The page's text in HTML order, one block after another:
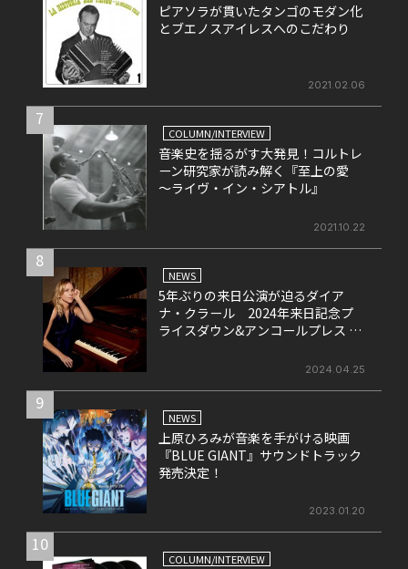
ピアソラが貫いたタンゴのモダン化
とブエノスアイレスへのこだわり
2021.02.06
7
COLUMN/INTERVIEW
音楽史を揺るがす大発見！コルトレ
ーン研究家が読み解く『至上の愛
～ライヴ・イン・シアトル』
2021.10.22
8
NEWS
5年ぶりの来日公演が迫るダイア
ナ・クラール 2024年来日記念プ
ライスダウン&アンコールプレス 7
2024.04.25
9
NEWS
上原ひろみが音楽を手がける映画
『BLUE GIANT』サウンドトラック
発売決定！
2023.01.20
10
COLUMN/INTERVIEW